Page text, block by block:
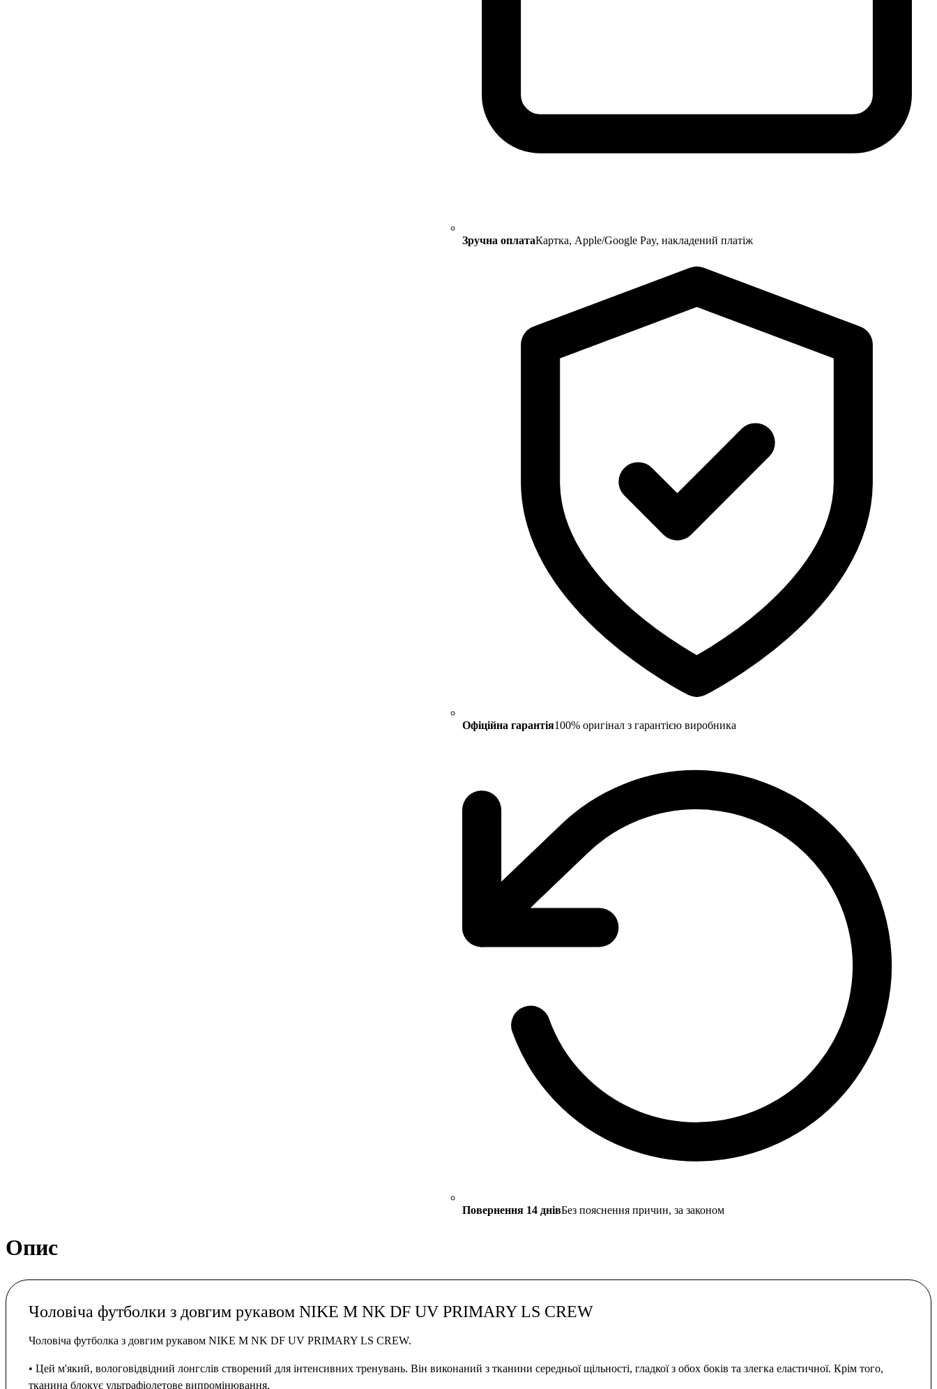
Зручна оплатаКартка, Apple/Google Pay, накладений платіж
Офіційна гарантія100% оригінал з гарантією виробника
Повернення 14 днівБез пояснення причин, за законом
Опис
Чоловіча футболки з довгим рукавом NIKE M NK DF UV PRIMARY LS CREW
Чоловіча футболка з довгим рукавом NIKE M NK DF UV PRIMARY LS CREW.
• Цей м'який, вологовідвідний лонгслів створений для інтенсивних тренувань. Він виконаний з тканини середньої щільності, гладкої з обох боків та злегка еластичної. Крім того,
тканина блокує ультрафіолетове випромінювання.